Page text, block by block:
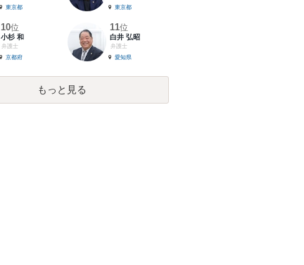
東京都
東京都
10位
小杉 和
弁護士
京都府
11位
白井 弘昭
弁護士
愛知県
もっと見る